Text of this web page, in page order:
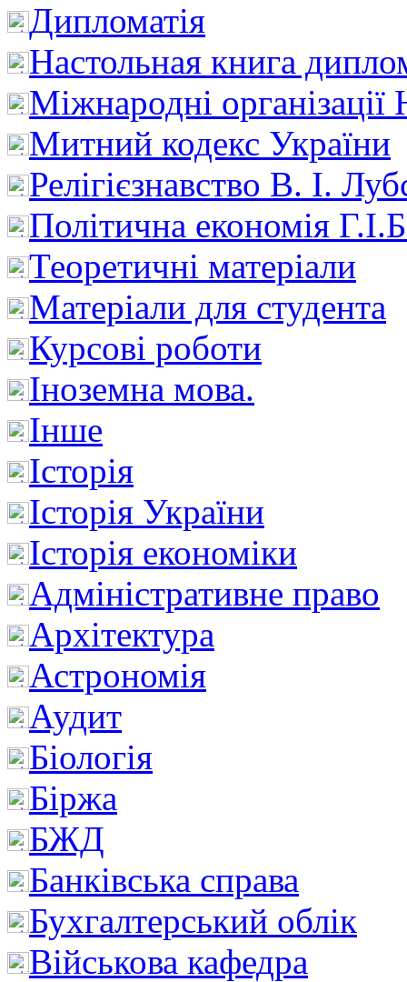
Дипломатія
Настольная книга
Міжнародні
Митний кодекс України
Релігієзнавство В. І.
Політична економія
Теоретичні матеріали
Матеріали для студента
Курсові роботи
Іноземна мова.
Інше
Історія
Історія України
Історія економіки
Адміністративне право
Архітектура
Астрономія
Аудит
Біологія
Біржа
БЖД
Банківська справа
Бухгалтерський облік
Військова кафедра